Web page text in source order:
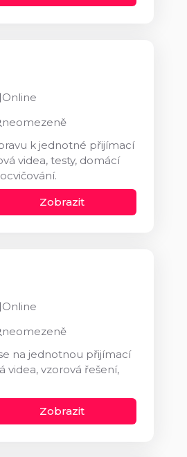
Online
neomezeně
k jednotné přijímací
videa, testy, domácí
Zobrazit
Online
neomezeně
na jednotnou přijímací
videa, vzorová řešení,
Zobrazit